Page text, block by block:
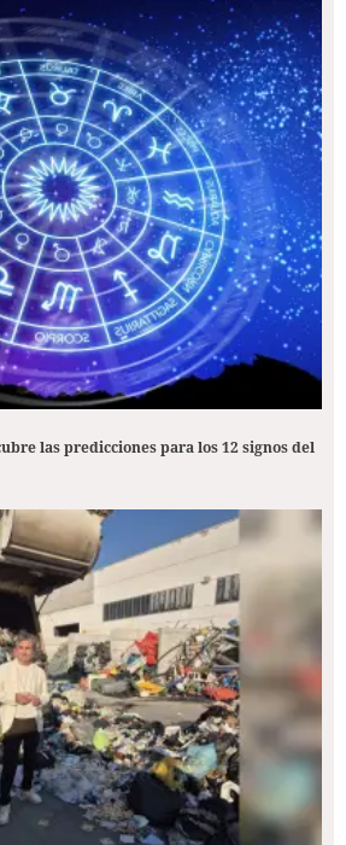
las predicciones para los 12 signos del